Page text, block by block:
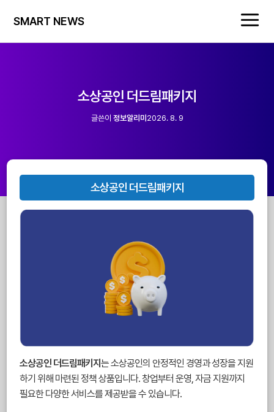
SMART NEWS
소상공인 더드림패키지
글쓴이 정보알리미2026. 8. 9
소상공인 더드림패키지
소상공인 더드림패키지는 소상공인의 안정적인 경영과 성장을 지원
하기 위해 마련된 정책 상품입니다. 창업부터 운영, 자금 지원까지
필요한 다양한 서비스를 제공받을 수 있습니다.